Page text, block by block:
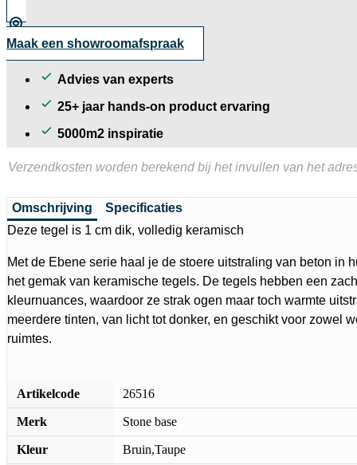
Maak een showroomafspraak
Advies van experts
25+ jaar hands-on product ervaring
5000m2 inspiratie
Verzendkosten worden berekend bij het invullen van het
Omschrijving
Specificaties
Deze tegel is 1 cm dik, volledig keramisch
Met de Ebene serie haal je de stoere uitstraling van beton in
het gemak van keramische tegels. De tegels hebben een
kleurnuances, waardoor ze strak ogen maar toch warmte
meerdere tinten, van licht tot donker, en geschikt voor zowel
ruimtes.
Artikelcode 26516
Merk Stone base
Kleur Bruin,Taupe